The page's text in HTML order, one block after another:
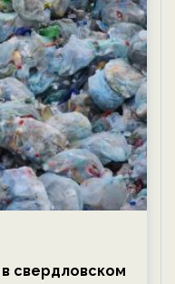
свердловском